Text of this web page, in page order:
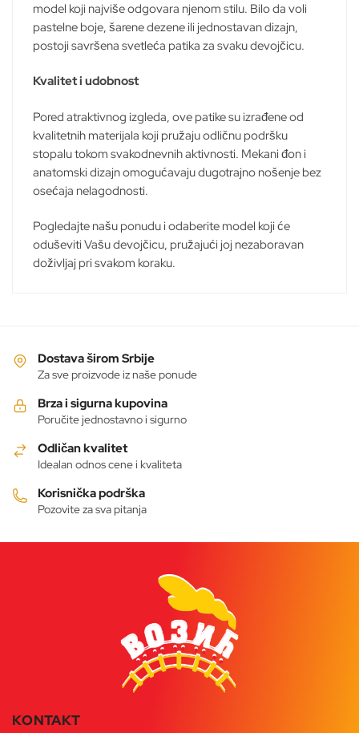
model koji najviše odgovara njenom stilu. Bilo da voli
pastelne boje, šarene dezene ili jednostavan dizajn,
postoji savršena svetleća patika za svaku devojčicu.
Kvalitet i udobnost
Pored atraktivnog izgleda, ove patike su izrađene od
kvalitetnih materijala koji pružaju odličnu podršku
stopalu tokom svakodnevnih aktivnosti. Mekani đon i
anatomski dizajn omogućavaju dugotrajno nošenje bez
osećaja nelagodnosti.
Pogledajte našu ponudu i odaberite model koji će
oduševiti Vašu devojčicu, pružajući joj nezaboravan
doživljaj pri svakom koraku.
Dostava širom Srbije
Za sve proizvode iz naše ponude
Brza i sigurna kupovina
Poručite jednostavno i sigurno
Odličan kvalitet
Idealan odnos cene i kvaliteta
Korisnička podrška
Pozovite za sva pitanja
KONTAKT